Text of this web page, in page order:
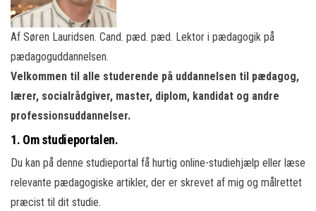
Af Søren Lauridsen. Cand. pæd. pæd. Lektor i pædagogik på
pædagoguddannelsen.
Velkommen til alle studerende på uddannelsen til pædagog,
lærer, socialrådgiver, master, diplom, kandidat og andre
professionsuddannelser.
1. Om studieportalen.
Du kan på denne studieportal få hurtig online-studiehjælp eller læse
relevante pædagogiske artikler, der er skrevet af mig og målrettet
præcist til dit studie.